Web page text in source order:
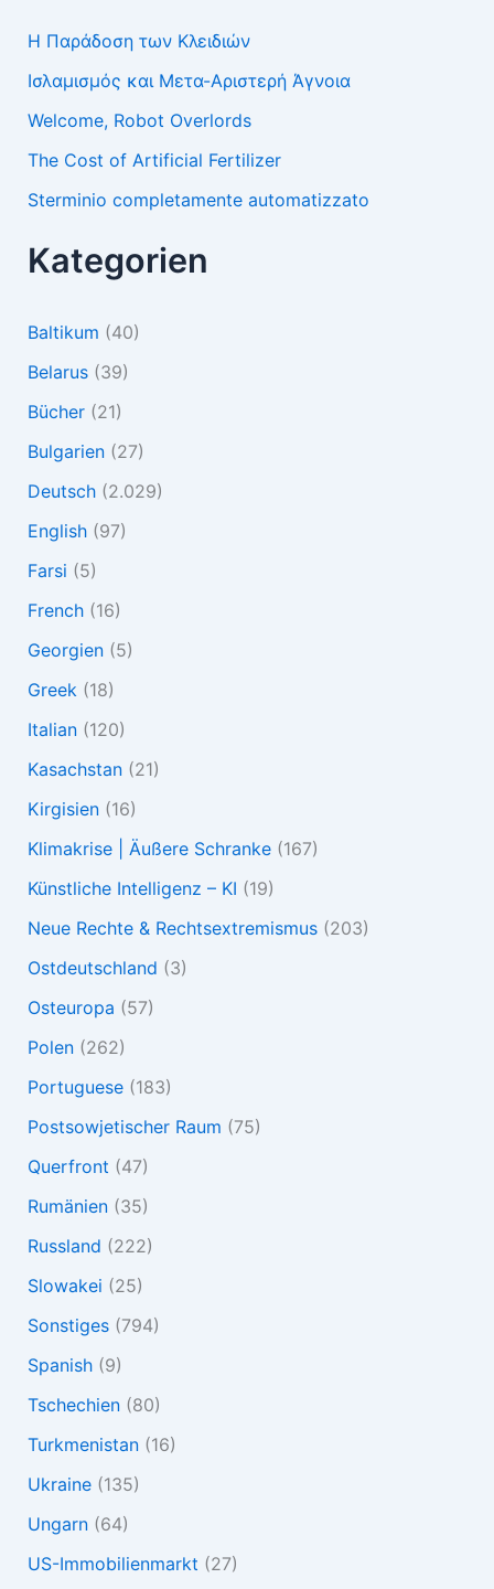
Η Παράδοση των Κλειδιών
Ισλαμισμός και Μετα-Αριστερή Άγνοια
Welcome, Robot Overlords
The Cost of Artificial Fertilizer
Sterminio completamente automatizzato
Kategorien
Baltikum (40)
Belarus(39)
Bücher(21)
Bulgarien(27)
Deutsch(2.029)
English(97)
Farsi (5)
French(16)
Georgien(5)
Greek (18)
Italian(120)
Kasachstan(21)
Kirgisien(16)
Klimakrise | Äußere Schranke(167)
Künstliche Intelligenz – KI (19)
Neue Rechte & Rechtsextremismus(203)
Ostdeutschland (3)
Osteuropa (57)
Polen(262)
Portuguese(183)
Postsowjetischer Raum (75)
Querfront (47)
Rumänien(35)
Russland (222)
Slowakei (25)
Sonstiges(794)
Spanish(9)
Tschechien(80)
Turkmenistan(16)
Ukraine(135)
Ungarn(64)
US-Immobilienmarkt (27)